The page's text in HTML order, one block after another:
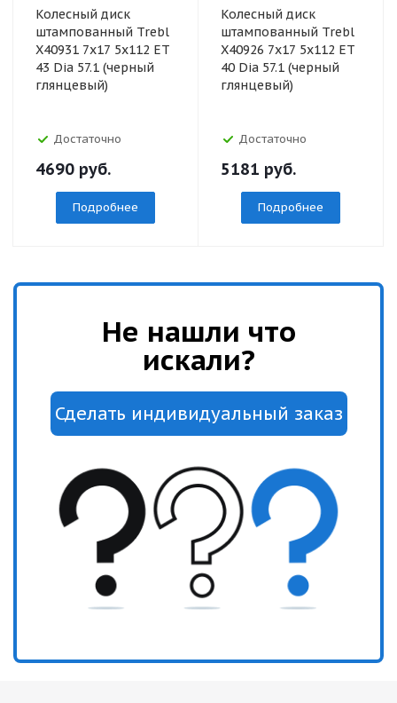
Колесный диск
штампованный Trebl
X40931 7x17 5x112 ET
43 Dia 57.1 (черный
глянцевый)
Достаточно
4690 руб.
Подробнее
Колесный диск
штампованный Trebl
X40926 7x17 5x112 ET
40 Dia 57.1 (черный
глянцевый)
Достаточно
5181 руб.
Подробнее
Не нашли что
искали?